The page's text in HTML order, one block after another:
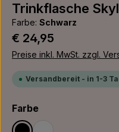
Trinkflasche
Farbe: Schwarz
Regulärer Preis:
€ 24,95
Preise inkl. MwSt. zzgl.
Versandbereit - in 1-3
Farbeauswählen